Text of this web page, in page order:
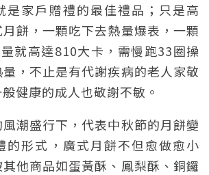
是家戶贈禮的最佳禮品；只是高
餅，一顆吃下去熱量爆表，一顆
就高達810大卡，需慢跑33圈操
，不止是有代謝疾病的老人家敬
健康的成人也敬謝不敏。
潮盛行下，代表中秋節的月餅變
的形式，廣式月餅不但愈做愈小
他商品如蛋黃酥、鳳梨酥、銅鑼